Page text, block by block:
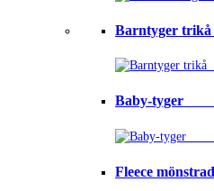
Barntyger
Baby-
Fleece